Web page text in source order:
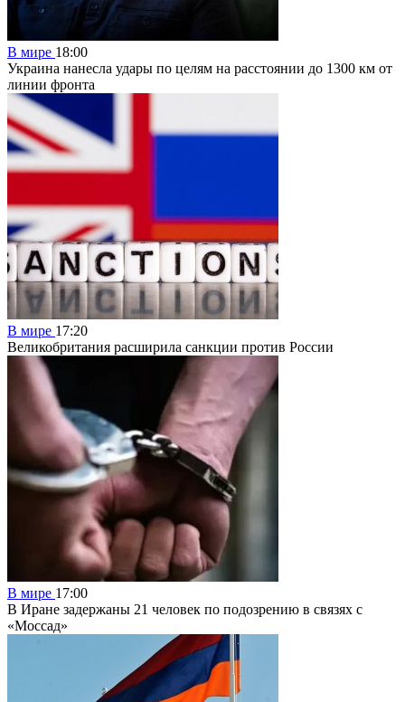
В мире 18:00
Украина нанесла удары по целям на расстоянии до 1300 км от
линии фронта
В мире 17:20
Великобритания расширила санкции против России
В мире 17:00
В Иране задержаны 21 человек по подозрению в связях с
«Моссад»